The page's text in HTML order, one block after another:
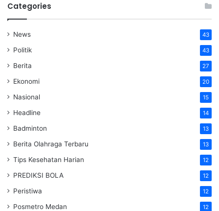
Categories
News 43
Politik 43
Berita 27
Ekonomi 20
Nasional 15
Headline 14
Badminton 13
Berita Olahraga Terbaru 13
Tips Kesehatan Harian 12
PREDIKSI BOLA 12
Peristiwa 12
Posmetro Medan 12